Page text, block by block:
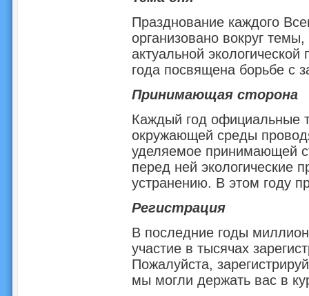
Празднование каждого
организовано вокруг
актуальной
года посвящена борьбе с
Принимающая сторона
Каждый год официальные
окружающей среды
уделяемое принимающей
перед ней экологические
устранению. В этом году
Регистрация
В последние годы
участие в тысячах
Пожалуйста,
мы могли держать вас в